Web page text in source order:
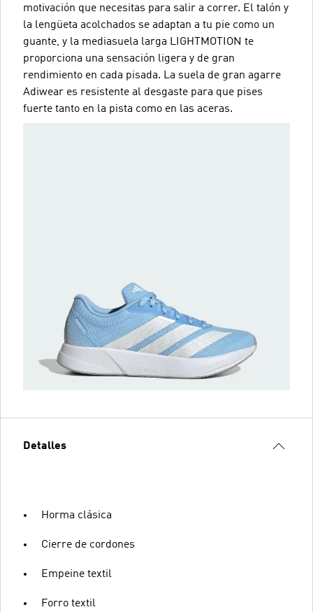
motivación que necesitas para salir a correr. El talón y
la lengüeta acolchados se adaptan a tu pie como un
guante, y la mediasuela larga LIGHTMOTION te
proporciona una sensación ligera y de gran
rendimiento en cada pisada. La suela de gran agarre
Adiwear es resistente al desgaste para que pises
fuerte tanto en la pista como en las aceras.
Detalles
Horma clásica
Cierre de cordones
Empeine textil
Forro textil